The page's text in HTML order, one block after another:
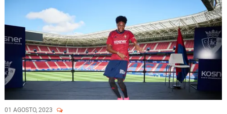
01 AGOSTO, 2023